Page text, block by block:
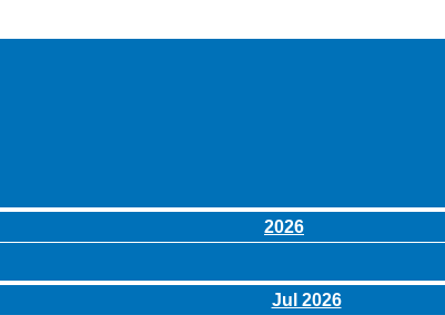
2026
Jul 2026